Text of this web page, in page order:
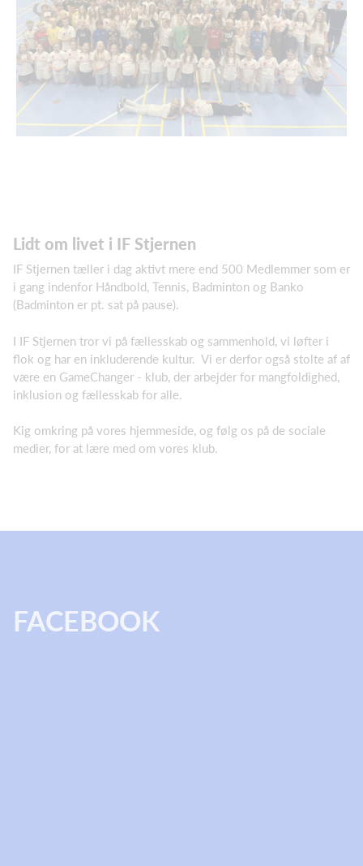
Lidt om livet i IF Stjernen
IF Stjernen tæller i dag aktivt mere end 500 Medlemmer som er
i gang indenfor Håndbold, Tennis, Badminton og Banko
(Badminton er pt. sat på pause).
I IF Stjernen tror vi på fællesskab og sammenhold, vi løfter i
flok og har en inkluderende kultur. Vi er derfor også stolte af af
være en GameChanger - klub, der arbejder for mangfoldighed,
inklusion og fællesskab for alle.
Kig omkring på vores hjemmeside, og følg os på de sociale
medier, for at lære med om vores klub.
FACEBOOK